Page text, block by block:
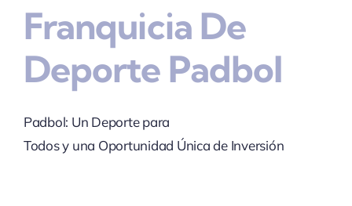
Franquicia De
Deporte Padbol
Padbol: Un Deporte para
Todos y una Oportunidad Única de Inversión